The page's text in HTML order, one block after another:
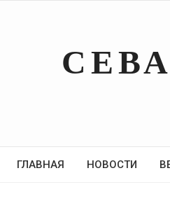
ГЛАВНАЯ НОВОСТИ